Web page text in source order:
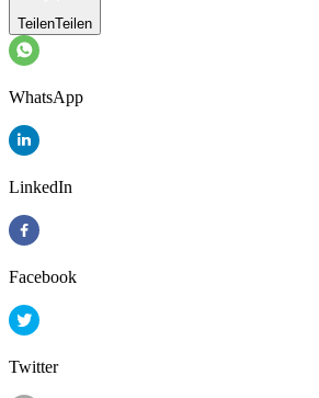
TeilenTeilen
WhatsApp
LinkedIn
Facebook
Twitter